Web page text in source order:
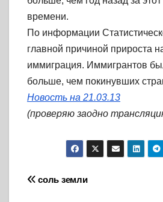
времени.
По информации
главной причиной прироста
иммиграция. Иммигрантов
больше, чем покинувших
Новость на 21.03.13
(проверяю заодно
Навигация
соль земли